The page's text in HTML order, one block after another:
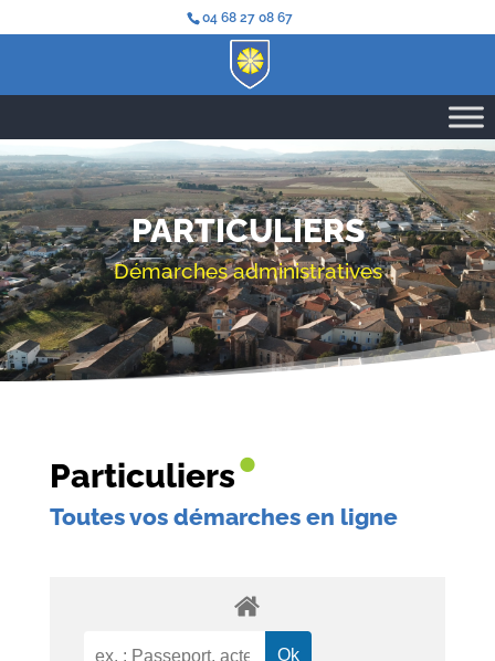
04 68 27 08 67
PARTICULIERS
Démarches administratives
Particuliers•
Toutes vos démarches en ligne